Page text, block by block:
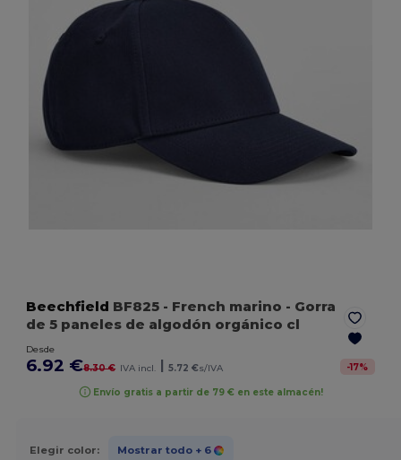
Beechfield BF825 - French marino - Gorra
de 5 paneles de algodón orgánico cl
Desde
6.92 €8.30 € IVA incl. 5.72 €s/IVA -17%
Envío gratis a partir de 79 € en este almacén!
Elegir color: Mostrar todo + 6